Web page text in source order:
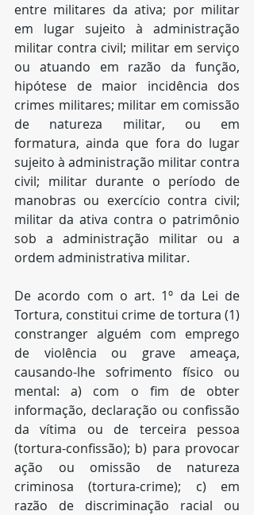
entre militares da ativa; por militar
em lugar sujeito à administração
militar contra civil; militar em serviço
ou atuando em razão da função,
hipótese de maior incidência dos
crimes militares; militar em comissão
de natureza militar, ou em
formatura, ainda que fora do lugar
sujeito à administração militar contra
civil; militar durante o período de
manobras ou exercício contra civil;
militar da ativa contra o patrimônio
sob a administração militar ou a
ordem administrativa militar.
De acordo com o art. 1º da Lei de
Tortura, constitui crime de tortura (1)
constranger alguém com emprego
de violência ou grave ameaça,
causando-lhe sofrimento físico ou
mental: a) com o fim de obter
informação, declaração ou confissão
da vítima ou de terceira pessoa
(tortura-confissão); b) para provocar
ação ou omissão de natureza
criminosa (tortura-crime); c) em
razão de discriminação racial ou